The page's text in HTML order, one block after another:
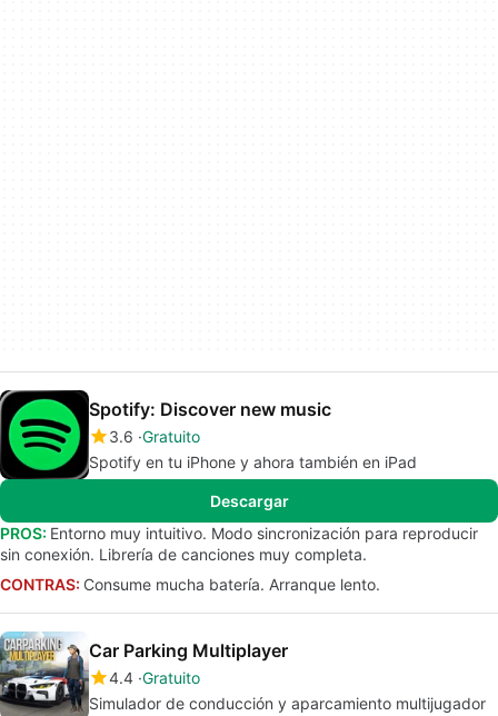
Spotify: Discover new music
3.6 Gratuito
Spotify en tu iPhone y ahora también en iPad
Descargar
PROS: Entorno muy intuitivo. Modo sincronización para reproducir
sin conexión. Librería de canciones muy completa.
CONTRAS: Consume mucha batería. Arranque lento.
Car Parking Multiplayer
4.4 Gratuito
Simulador de conducción y aparcamiento multijugador